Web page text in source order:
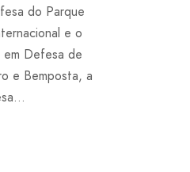
do Parque
e o
Defesa de
e Bemposta, a